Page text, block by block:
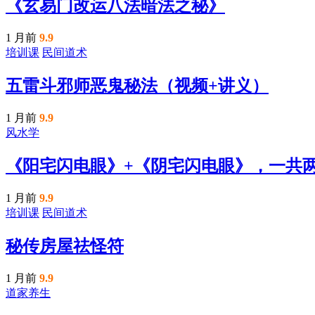
《玄易门改运八法暗法之秘》
1 月前 9.9
培训课 民间道术
五雷斗邪师恶鬼秘法（视频+讲义）
1 月前 9.9
风水学
《阳宅闪电眼》+《阴宅闪电眼》，一共
1 月前 9.9
培训课 民间道术
秘传房屋祛怪符
1 月前 9.9
道家养生